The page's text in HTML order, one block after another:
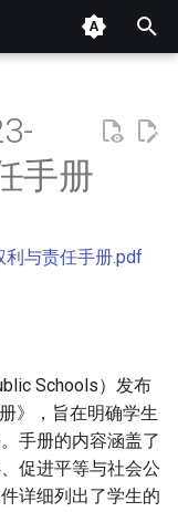
手册
与责任手册.pdf
Schools）发布
》，旨在明确学生
手册的内容涵盖了
促进平等与社会公
详细列出了学生的